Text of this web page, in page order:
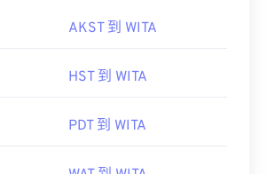
AKST 到 WITA
HST 到 WITA
PDT 到 WITA